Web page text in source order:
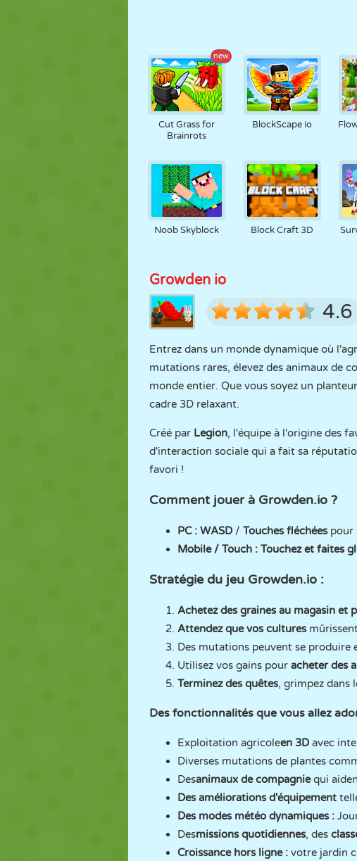
new
Cut Grass for
Brainrots
BlockScape io
Noob Skyblock Block Craft 3D
Growden io
4.6
Entrez dans un monde dynamique où
mutations rares, élevez des animaux de
monde entier. Que vous soyez un
cadre 3D relaxant.
Créé par Legion, l'équipe à l'origine des
d'interaction sociale qui a fait sa
favori !
Comment jouer à Growden.io ?
PC : WASD / Touches fléchées pour
Mobile / Touch : Touchez et faites
Stratégie du jeu Growden.io :
Achetez des graines au magasin et
Attendez que vos cultures
Des mutations peuvent se produire
Utilisez vos gains pour acheter des
Terminez des quêtes, grimpez dans
Des fonctionnalités que vous allez
Exploitation agricoleen 3D avec
Diverses mutations de plantes
Desanimaux de compagniequi
Des améliorations d'équipement
Des modes météo dynamiques :
Desmissions quotidiennes, des
Croissance hors ligne : votre jardin